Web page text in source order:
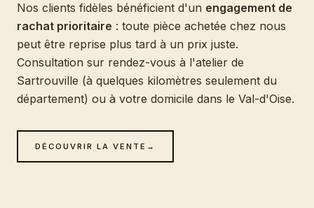
Nos clients fidèles bénéficient d'un engagement de
rachat prioritaire : toute pièce achetée chez nous
peut être reprise plus tard à un prix juste.
Consultation sur rendez-vous à l'atelier de
Sartrouville (à quelques kilomètres seulement du
département) ou à votre domicile dans le Val-d'Oise.
DÉCOUVRIR LA VENTE →